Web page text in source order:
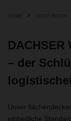
HOME LEISTUNGEN
– der
Unser
einheitliche